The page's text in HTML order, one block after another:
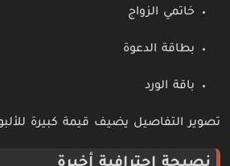
خاتمي الزواج
بطاقة الدعوة
باقة الورد
تصوير التفاصيل يضيف قيمة كبيرة